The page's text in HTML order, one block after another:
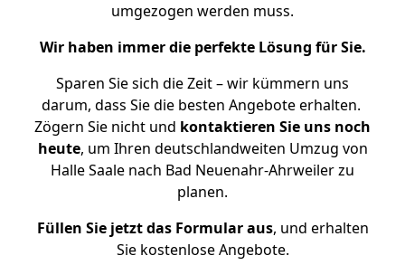
umgezogen werden muss.
Wir haben immer die perfekte Lösung für Sie.
Sparen Sie sich die Zeit – wir kümmern uns
darum, dass Sie die besten Angebote erhalten.
Zögern Sie nicht und kontaktieren Sie uns noch
heute, um Ihren deutschlandweiten Umzug von
Halle Saale nach Bad Neuenahr-Ahrweiler zu
planen.
Füllen Sie jetzt das Formular aus, und erhalten
Sie kostenlose Angebote.